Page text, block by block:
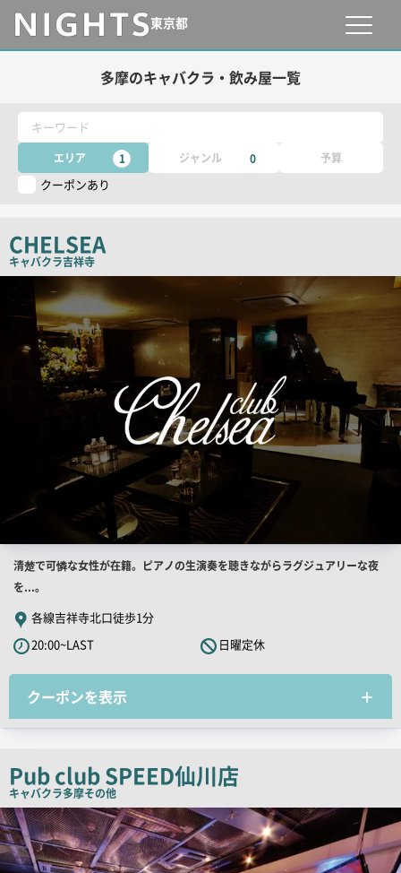
東京都
多摩のキャバクラ・飲み屋一覧
キーワード
エリア 1 ジャンル 0 予算
クーポンあり
CHELSEA
キャバクラ吉祥寺
検
店
舗
PR
キ
ャ
ッ
コ
清楚で可憐な女性が在籍。ピアノの生演奏を聴きながらラグジュアリーな夜
を...。
各線吉祥寺北口徒歩1分
20:00~LAST
日曜定休
クーポンを表示
Pub club SPEED仙川店
キャバクラ多摩その他
店
舗
PR
画
像